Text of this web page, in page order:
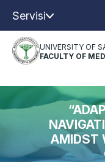
Servisi
UNIVERSITY OF
FACULTY OF
AMIDST